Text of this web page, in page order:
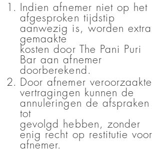
Indien afnemer niet op het
afgesproken tijdstip
aanwezig is, worden extra
gemaakte
kosten door The Pani Puri
Bar aan afnemer
doorberekend.
Door afnemer veroorzaakte
vertragingen kunnen de
annuleringen de afspraken
tot
gevolgd hebben, zonder
enig recht op restitutie voor
afnemer.